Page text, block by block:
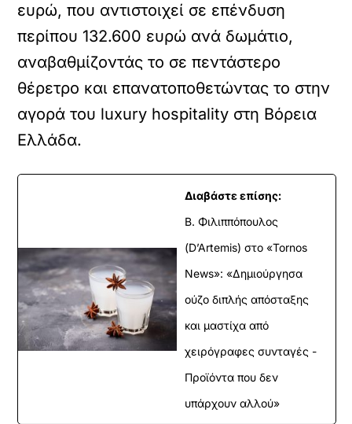
ευρώ, που αντιστοιχεί σε επένδυση
περίπου 132.600 ευρώ ανά δωμάτιο,
αναβαθμίζοντάς το σε πεντάστερο
θέρετρο και επανατοποθετώντας το στην
αγορά του luxury hospitality στη Βόρεια
Ελλάδα.
Διαβάστε επίσης:
Β. Φιλιππόπουλος
(D’Artemis) στο «Tornos
News»: «Δημιούργησα
ούζο διπλής απόσταξης
και μαστίχα από
χειρόγραφες συνταγές -
Προϊόντα που δεν
υπάρχουν αλλού»